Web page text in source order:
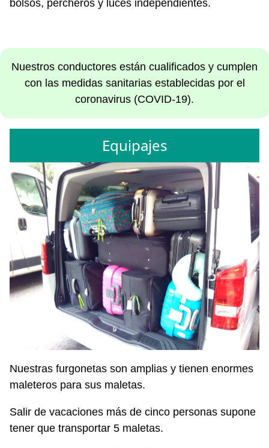
bolsos, percheros y luces independientes.
Nuestros conductores están cualificados y cumplen
con las medidas sanitarias establecidas por el
coronavirus (COVID-19).
Equipajes
Nuestras furgonetas son amplias y tienen enormes
maleteros para sus maletas.
Salir de vacaciones más de cinco personas supone
tener que transportar 5 maletas.